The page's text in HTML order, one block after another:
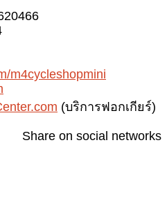
m4cycleshopmini
(บริการฟอกเกียร์)
Share on social networks